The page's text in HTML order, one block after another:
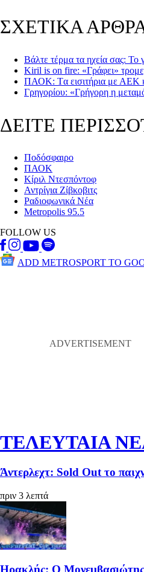
ΣΧΕΤΙΚΑ
Βάλτε τέρμα τα ηχεία σας: Το
Kiril is on fire: «Γράφει»
ΠΑΟΚ: Tα εισιτήρια με ΑΕΚ
Γρηγορίου: «Γρήγορη η
ΔΕΙΤΕ
Ποδόσφαιρο
ΠΑΟΚ
Κίριλ Ντεσπόντοφ
Αντρίγια Ζίβκοβιτς
Ραδιοφωνικά Νέα
Metropolis 95.5
FOLLOW US
ADD METROSPORT TO
ΤΕΛΕΥΤΑΙΑ
Άντερλεχτ: Sold Out το
πριν 3 λεπτά